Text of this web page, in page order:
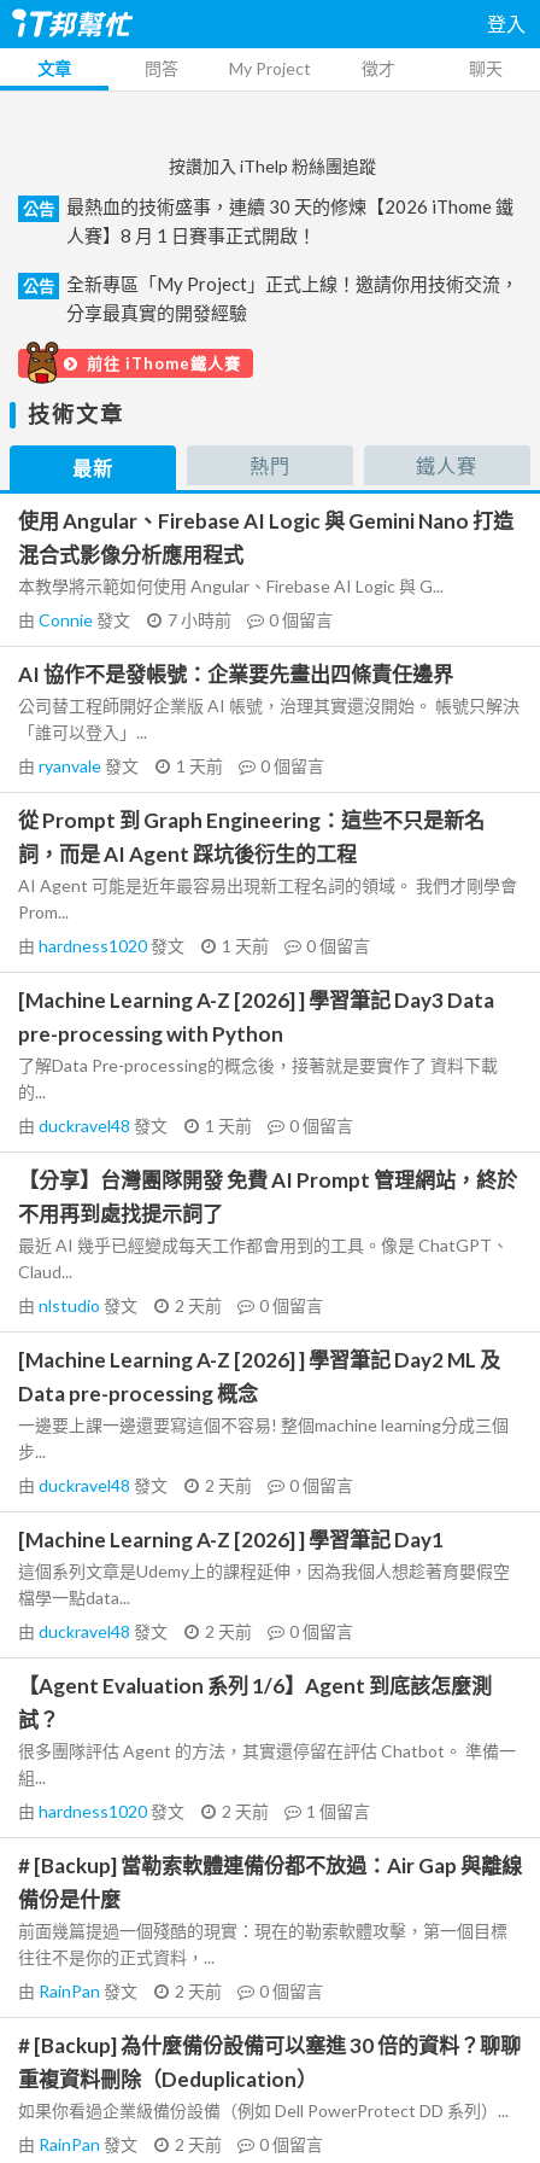
登入
文章 問答 My Project 徵才 聊天
按讚加入 iThelp 粉絲團追蹤
公告
最熱血的技術盛事，連續 30 天的修煉【2026 iThome 鐵
人賽】8 月 1 日賽事正式開啟！
公告
全新專區「My Project」正式上線！邀請你用技術交流，
分享最真實的開發經驗
前往 iThome鐵人賽
技術文章
最新 熱門 鐵人賽
使用 Angular、Firebase AI Logic 與 Gemini Nano 打造
混合式影像分析應用程式
本教學將示範如何使用 Angular、Firebase AI Logic 與 G...
由 Connie發文 7 小時前 0個留言
AI 協作不是發帳號：企業要先畫出四條責任邊界
公司替工程師開好企業版 AI 帳號，治理其實還沒開始。 帳號只解決
「誰可以登入」...
由 ryanvale發文 1 天前 0個留言
從 Prompt 到 Graph Engineering：這些不只是新名
詞，而是 AI Agent 踩坑後衍生的工程
AI Agent 可能是近年最容易出現新工程名詞的領域。 我們才剛學會
Prom...
由 hardness1020發文 1 天前 0個留言
[Machine Learning A-Z [2026] ] 學習筆記 Day3 Data
pre-processing with Python
了解Data Pre-processing的概念後，接著就是要實作了 資料下載
的...
由 duckravel48 發文 1 天前 0個留言
【分享】台灣團隊開發 免費 AI Prompt 管理網站，終於
不用再到處找提示詞了
最近 AI 幾乎已經變成每天工作都會用到的工具。像是 ChatGPT、
Claud...
由 nlstudio 發文 2 天前 0個留言
[Machine Learning A-Z [2026] ] 學習筆記 Day2 ML 及
Data pre-processing 概念
一邊要上課一邊還要寫這個不容易! 整個machine learning分成三個
步...
由 duckravel48 發文 2 天前 0個留言
[Machine Learning A-Z [2026] ] 學習筆記 Day1
這個系列文章是Udemy上的課程延伸，因為我個人想趁著育嬰假空
檔學一點data...
由 duckravel48 發文 2 天前 0個留言
【Agent Evaluation 系列 1/6】Agent 到底該怎麼測
試？
很多團隊評估 Agent 的方法，其實還停留在評估 Chatbot。 準備一
組...
由 hardness1020發文 2 天前 1 個留言
# [Backup] 當勒索軟體連備份都不放過：Air Gap 與離線
備份是什麼
前面幾篇提過一個殘酷的現實：現在的勒索軟體攻擊，第一個目標
往往不是你的正式資料，...
由 RainPan 發文 2 天前 0個留言
# [Backup] 為什麼備份設備可以塞進 30 倍的資料？聊聊
重複資料刪除（Deduplication）
如果你看過企業級備份設備（例如 Dell PowerProtect DD 系列）...
由 RainPan 發文 2 天前 0個留言